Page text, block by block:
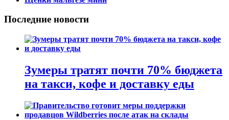
Последние новости
Зумеры тратят почти 70% бюджета
на такси, кофе и доставку еды